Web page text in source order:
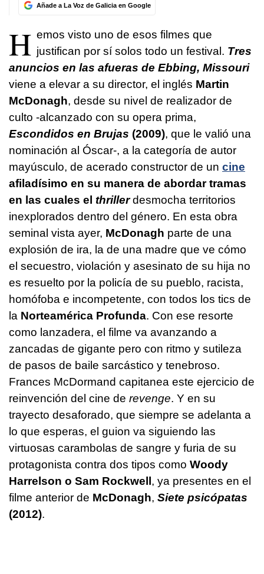
Añade a La Voz de Galicia en Google
H emos visto uno de esos filmes que
justifican por sí solos todo un festival. Tres
anuncios en las afueras de Ebbing, Missouri
viene a elevar a su director, el inglés Martin
McDonagh, desde su nivel de realizador de
culto -alcanzado con su opera prima,
Escondidos en Brujas (2009), que le valió una
nominación al Óscar-, a la categoría de autor
mayúsculo, de acerado constructor de un cine
afiladísimo en su manera de abordar tramas
en las cuales el thriller desmocha territorios
inexplorados dentro del género. En esta obra
seminal vista ayer, McDonagh parte de una
explosión de ira, la de una madre que ve cómo
el secuestro, violación y asesinato de su hija no
es resuelto por la policía de su pueblo, racista,
homófoba e incompetente, con todos los tics de
la Norteamérica Profunda. Con ese resorte
como lanzadera, el filme va avanzando a
zancadas de gigante pero con ritmo y sutileza
de pasos de baile sarcástico y tenebroso.
Frances McDormand capitanea este ejercicio de
reinvención del cine de revenge. Y en su
trayecto desaforado, que siempre se adelanta a
lo que esperas, el guion va siguiendo las
virtuosas carambolas de sangre y furia de su
protagonista contra dos tipos como Woody
Harrelson o Sam Rockwell, ya presentes en el
filme anterior de McDonagh, Siete psicópatas
(2012).